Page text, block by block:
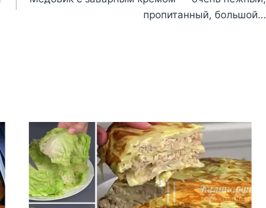
пропитанный, большой…